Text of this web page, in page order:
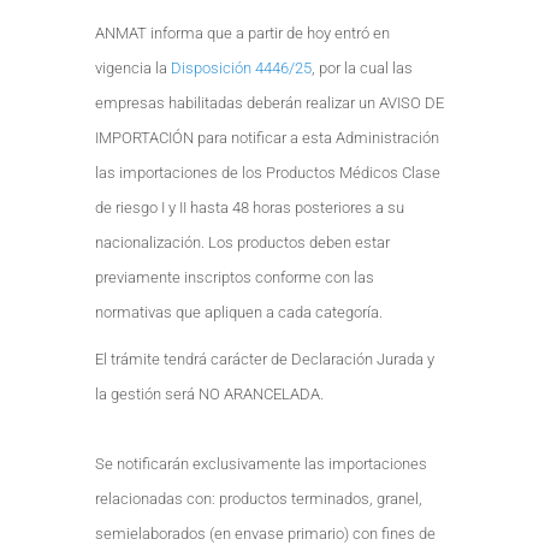
ANMAT informa que a partir de hoy entró en
vigencia la Disposición 4446/25 , por la cual las
empresas habilitadas deberán realizar un AVISO DE
IMPORTACIÓN para notificar a esta Administración
las importaciones de los Productos Médicos Clase
de riesgo I y II hasta 48 horas posteriores a su
nacionalización. Los productos deben estar
previamente inscriptos conforme con las
normativas que apliquen a cada categoría.
El trámite tendrá carácter de Declaración Jurada y
la gestión será NO ARANCELADA.
Se notificarán exclusivamente las importaciones
relacionadas con: productos terminados, granel,
semielaborados (en envase primario) con fines de